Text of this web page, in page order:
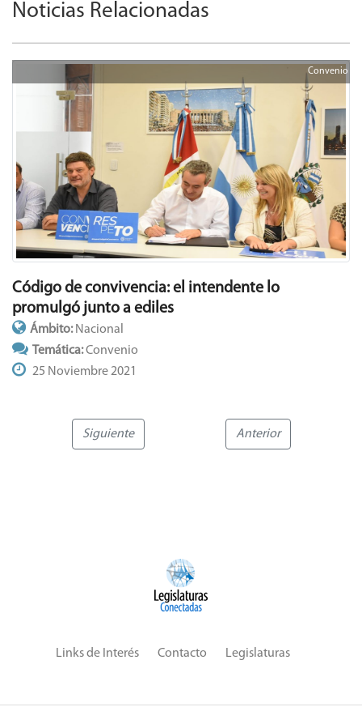
Noticias Relacionadas
Convenio
Código de convivencia: el intendente lo
promulgó junto a ediles
Ámbito:Nacional
Temática:Convenio
25 Noviembre 2021
Siguiente Anterior
Links de Interés Contacto Legislaturas